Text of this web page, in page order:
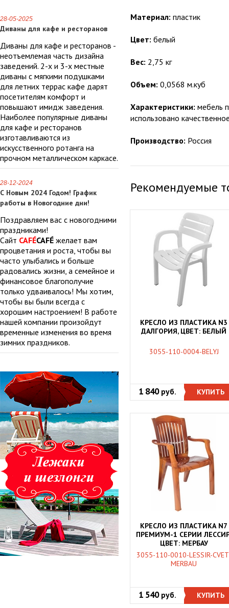
28-05-2025
Диваны для кафе и ресторанов
Диваны для кафе и ресторанов -
неотъемлемая часть дизайна
заведений. 2-х и 3-х местные
диваны с мягкими подушками
для летних террас кафе дарят
посетителям комфорт и
повышают имидж заведения.
Наиболее популярные диваны
для кафе и ресторанов
изготавливаются из
искусственного ротанга на
прочном металлическом каркасе.
28-12-2024
С Новым 2024 Годом! График
работы в Новогодние дни!
Поздравляем вас с новогодними
праздниками!
Сайт CAFÉCAFÉ желает вам
процветания и роста, чтобы вы
часто улыбались и больше
радовались жизни, а семейное и
финансовое благополучие
только удваивалось! Мы хотим,
чтобы вы были всегда с
хорошим настроением! В работе
нашей компании произойдут
временные изменения во время
зимних праздников.
Материал: пластик
Цвет: белый
Вес: 2,75 кг
Объем: 0,0568 м.куб
Характеристики: мебель
использовано
Производство: Россия
Рекомендуемые
КРЕСЛО ИЗ ПЛАСТИКА N3
ДАЛГОРИЯ, ЦВЕТ: БЕЛЫЙ
3055-110-0004-BELYJ
1 840 руб. КУПИТЬ
КРЕСЛО ИЗ ПЛАСТИКА N7
ПРЕМИУМ-1 СЕРИИ
ЦВЕТ: МЕРБАУ
3055-110-0010-LESSIR-
MERBAU
1 540 руб. КУПИТЬ